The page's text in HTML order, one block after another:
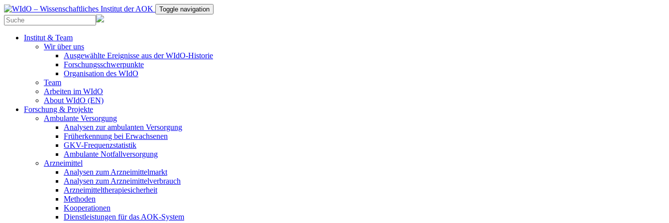
Toggle navigation
Institut & Team
Wir über uns
Ausgewählte Ereignisse aus der WIdO-Historie
Forschungsschwerpunkte
Organisation des WIdO
Team
Arbeiten im WIdO
About WIdO (EN)
Forschung & Projekte
Ambulante Versorgung
Analysen zur ambulanten Versorgung
Früherkennung bei Erwachsenen
GKV-Frequenzstatistik
Ambulante Notfallversorgung
Arzneimittel
Analysen zum Arzneimittelmarkt
Analysen zum Arzneimittelverbrauch
Arzneimitteltherapiesicherheit
Methoden
Kooperationen
Dienstleistungen für das AOK-System